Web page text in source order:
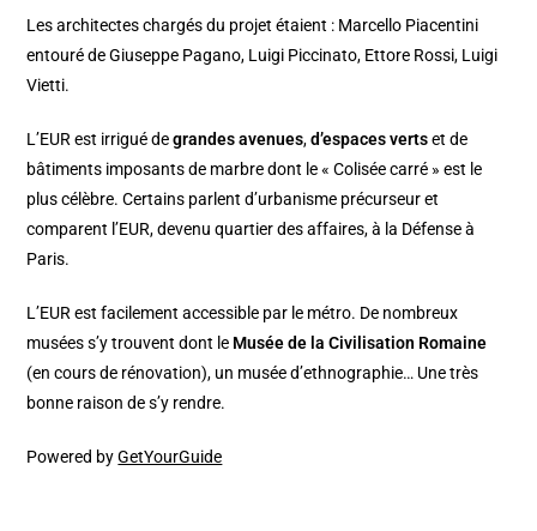
Les architectes chargés du projet étaient : Marcello Piacentini
entouré de Giuseppe Pagano, Luigi Piccinato, Ettore Rossi, Luigi
Vietti.
L’EUR est irrigué degrandes avenues,d’espaces vertset de
bâtiments imposants de marbre dont le « Colisée carré » est le
plus célèbre. Certains parlent d’urbanisme précurseur et
comparent l’EUR, devenu quartier des affaires, à la Défense à
Paris.
L’EUR est facilement accessible par le métro. De nombreux
musées s’y trouvent dont le Musée de la Civilisation Romaine
(en cours de rénovation), un musée d’ethnographie… Une très
bonne raison de s’y rendre.
Powered byGetYourGuide